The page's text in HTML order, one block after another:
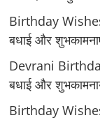
Birthday
बधाई और
Devrani
बधाई और
Birthday